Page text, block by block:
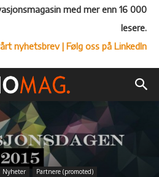
med mer enn 16 000
lesere.
nyhetsbrev| Følg oss på LinkedIn
Nyheter Partnere (promoted)